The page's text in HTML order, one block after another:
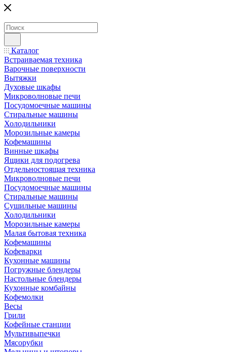
Каталог
Встраиваемая техника
Варочные поверхности
Вытяжки
Духовые шкафы
Микроволновые печи
Посудомоечные машины
Стиральные машины
Холодильники
Морозильные камеры
Кофемашины
Винные шкафы
Ящики для подогрева
Отдельностоящая техника
Микроволновые печи
Посудомоечные машины
Стиральные машины
Сушильные машины
Холодильники
Морозильные камеры
Малая бытовая техника
Кофемашины
Кофеварки
Кухонные машины
Погружные блендеры
Настольные блендеры
Кухонные комбайны
Кофемолки
Весы
Грили
Кофейные станции
Мультивыпечки
Мясорубки